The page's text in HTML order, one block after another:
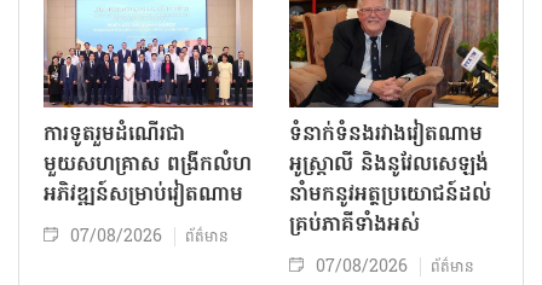
ការទូតរួមដំណើរជា
មួយសហគ្រាស ពង្រីកលំហ
អភិវឌ្ឍន៍សម្រាប់វៀតណាម
07/08/2026 ព័ត៌មាន
ទំនាក់ទំនងរវាងវៀតណាម
អូស្ត្រាលី និងនូវែលសេឡង់
នាំមកនូវអត្ថប្រយោជន៍ដល់
គ្រប់ភាគីទាំងអស់
07/08/2026 ព័ត៌មាន